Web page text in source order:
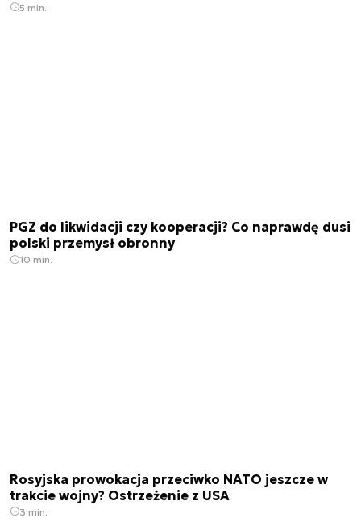
5 min.
PGZ do likwidacji czy kooperacji? Co naprawdę dusi
polski przemysł obronny
10 min.
Rosyjska prowokacja przeciwko NATO jeszcze w
trakcie wojny? Ostrzeżenie z USA
3 min.